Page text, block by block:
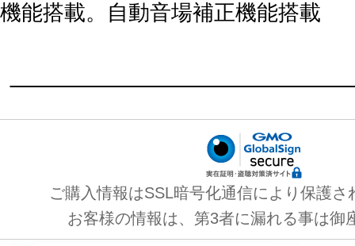
機能搭載。自動音場補正機能搭載
ご購入情報はSSL暗号化通信により保護さ
お客様の情報は、第3者に漏れる事は御